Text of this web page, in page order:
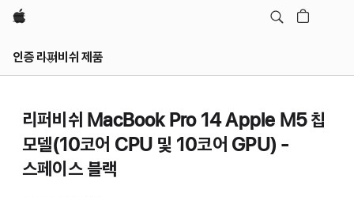
Apple
인증 리퍼비쉬 제품
리퍼비쉬 MacBook Pro 14 Apple M5 칩
모델(10코어 CPU 및 10코어 GPU) -
스페이스 블랙